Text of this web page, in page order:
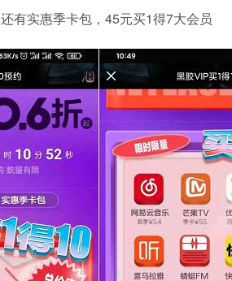
有实惠季卡包，45元买1得7大会员